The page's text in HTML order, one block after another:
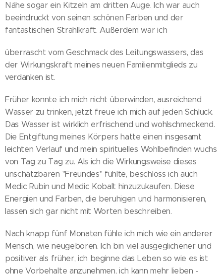
Nähe sogar ein Kitzeln am dritten Auge. Ich war auch
beeindruckt von seinen schönen Farben und der
fantastischen Strahlkraft. Außerdem war ich
überrascht vom Geschmack des Leitungswassers, das
der Wirkungskraft meines neuen Familienmitglieds zu
verdanken ist.
Früher konnte ich mich nicht überwinden, ausreichend
Wasser zu trinken, jetzt freue ich mich auf jeden Schluck.
Das Wasser ist wirklich erfrischend und wohlschmeckend.
Die Entgiftung meines Körpers hatte einen insgesamt
leichten Verlauf und mein spirituelles Wohlbefinden wuchs
von Tag zu Tag zu. Als ich die Wirkungsweise dieses
unschätzbaren "Freundes" fühlte, beschloss ich auch
Medic Rubin und Medic Kobalt hinzuzukaufen. Diese
Energien und Farben, die beruhigen und harmonisieren,
lassen sich gar nicht mit Worten beschreiben.
Nach knapp fünf Monaten fühle ich mich wie ein anderer
Mensch, wie neugeboren. Ich bin viel ausgeglichener und
positiver als früher, ich beginne das Leben so wie es ist
ohne Vorbehalte anzunehmen, ich kann mehr lieben -